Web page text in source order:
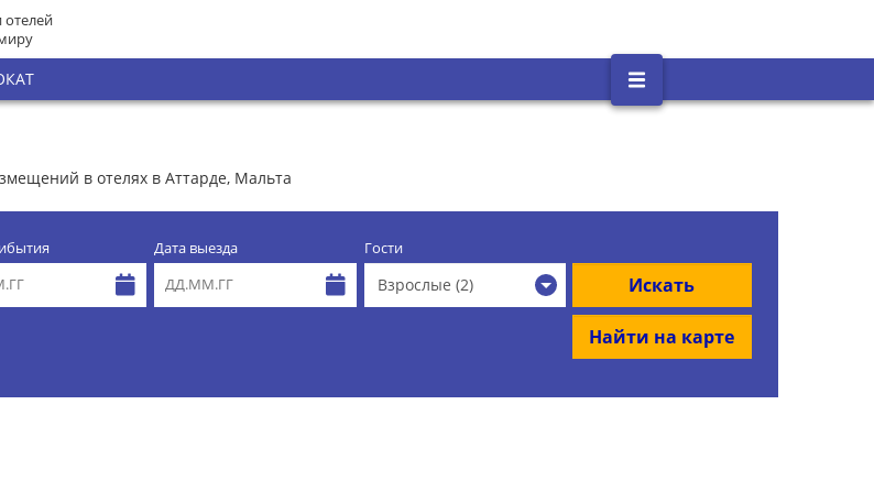
отелей
в отелях в Аттарде, Мальта
Дата выезда Гости
Взрослые (2) Искать
Найти на карте